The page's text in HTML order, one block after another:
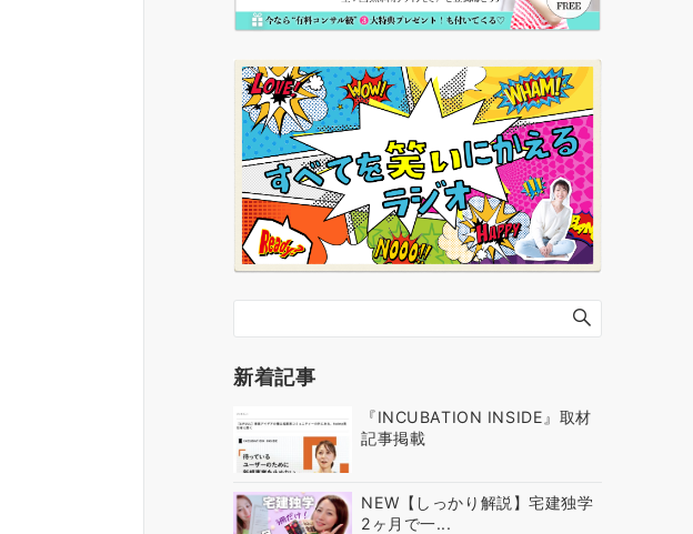
新着記事
『INCUBATION INSIDE』取材
記事掲載
NEW【しっかり解説】宅建独学
2ヶ月で一...